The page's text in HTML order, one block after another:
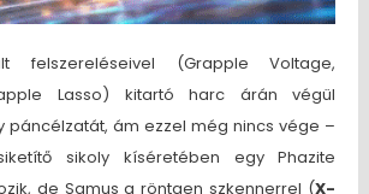
felszereléseivel (Grapple Voltage,
Lasso) kitartó harc árán végül
páncélzatát, ám ezzel még nincs vége –
sikoly kíséretében egy Phazite
de Samus a röntgen szkennerrel (X-